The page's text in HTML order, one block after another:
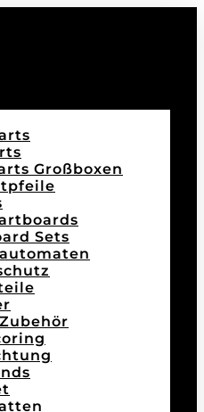
Großboxen
Sets